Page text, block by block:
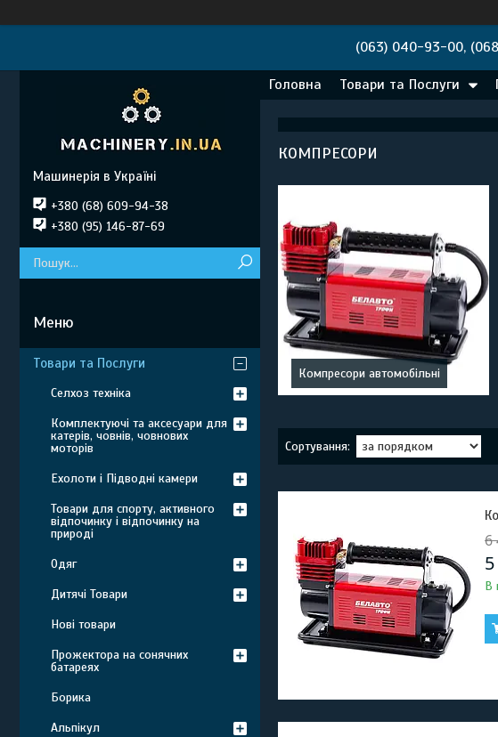
(063) 040-93-00,
Головна Товари та Послуги
КОМПРЕСОРИ
Компресори автомобільні
6
В
Машинерія в Україні
+380 (68) 609-94-38
+380 (95) 146-87-69
Товари та Послуги
Селхоз техніка
Комплектуючі та аксесуари для
катерів, човнів, човнових
моторів
Ехолоти і Підводні камери
Товари для спорту, активного
відпочинку і відпочинку на
природі
Одяг
Дитячі Товари
Нові товари
Прожектора на сонячних
батареях
Борика
Альпікул